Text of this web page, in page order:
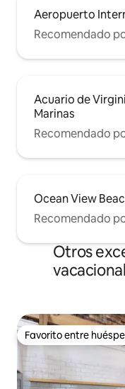
Aeropuerto
Recomendado
Acuario de
Marinas
Recomendado
Ocean View
Recomendado
Otros
Favorito entre
Favorito entre